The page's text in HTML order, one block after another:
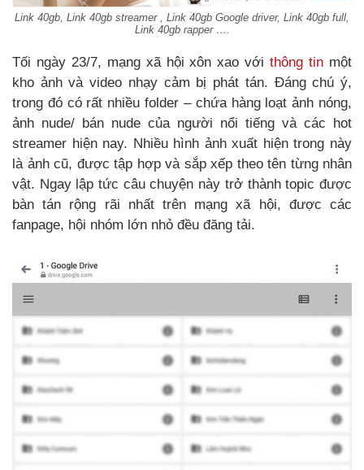
Link 40gb, Link 40gb streamer , Link 40gb Google driver, Link 40gb full,
Link 40gb rapper ….
Tối ngày 23/7, mạng xã hội xôn xao vớithông tin một
kho ảnh và video nhạy cảm bị phát tán. Đáng chú ý,
trong đó có rất nhiều folder – chứa hàng loạt ảnh nóng,
ảnh nude/ bán nude của người nổi tiếng và các hot
streamer hiện nay. Nhiều hình ảnh xuất hiện trong này
là ảnh cũ, được tập hợp và sắp xếp theo tên từng nhân
vật. Ngay lập tức câu chuyện này trở thành topic được
bàn tán rộng rãi nhất trên mạng xã hội, được các
fanpage, hội nhóm lớn nhỏ đều đăng tải.